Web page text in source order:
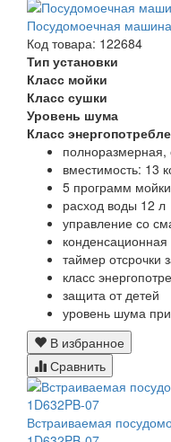
Посудомоечная
Код товара: 122684
Тип установки
Класс мойки
Класс сушки
Уровень шума
Класс
вместимость: 13
5 программ мойки
расход воды 12 л
управление со
таймер отсрочки
класс
защита от детей
уровень шума
В избранное
Сравнить
Встраиваемая